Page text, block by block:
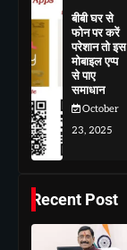
बीबी घर से
फोन पर करें
परेशान तो इस
मोबाइल एप्प
से पाए
समाधान
October
23, 2025
Recent Post